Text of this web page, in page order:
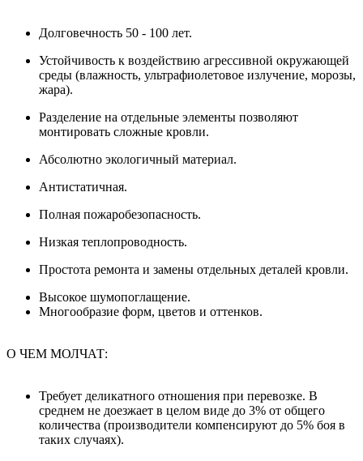
Долговечность 50 - 100 лет.
Устойчивость к воздействию агрессивной окружающей
среды (влажность, ультрафиолетовое излучение, морозы,
жара).
Разделение на отдельные элементы позволяют
монтировать сложные кровли.
Абсолютно экологичный материал.
Антистатичная.
Полная пожаробезопасность.
Низкая теплопроводность.
Простота ремонта и замены отдельных деталей кровли.
Высокое шумопоглащение.
Многообразие форм, цветов и оттенков.
О ЧЕМ МОЛЧАТ:
Требует деликатного отношения при перевозке. В
среднем не доезжает в целом виде до 3% от общего
количества (производители компенсируют до 5% боя в
таких случаях).